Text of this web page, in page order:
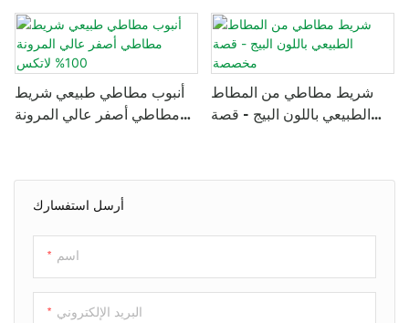
أرسل استفسارك
اسم
البريد الإلكتروني
أنبوب مطاطي طبيعي شريط
مطاطي أصفر عالي المرونة
شريط مطاطي من المطاط
الطبيعي باللون البيج - قصة